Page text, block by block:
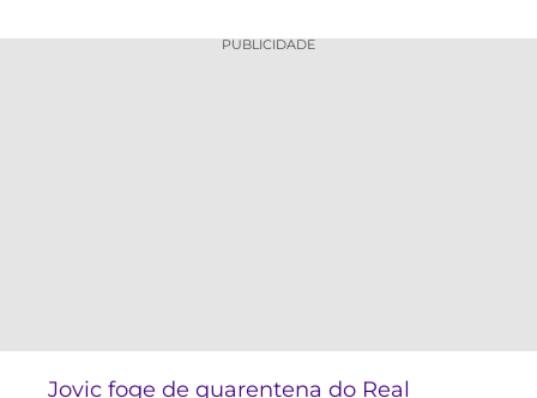
PUBLICIDADE
Jovic foge de quarentena do Real